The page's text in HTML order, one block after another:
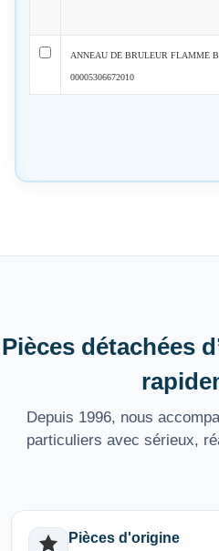
ANNEAU DE BRULEUR FLAMME
00005306672010
Pièces détachées
Depuis 1996, nous
particuliers avec sérieux,
Pièces d'origine